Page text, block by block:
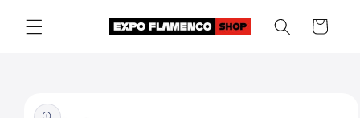
content
Cart
product